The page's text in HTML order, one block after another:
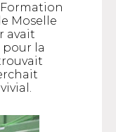
Moselle
avait
la